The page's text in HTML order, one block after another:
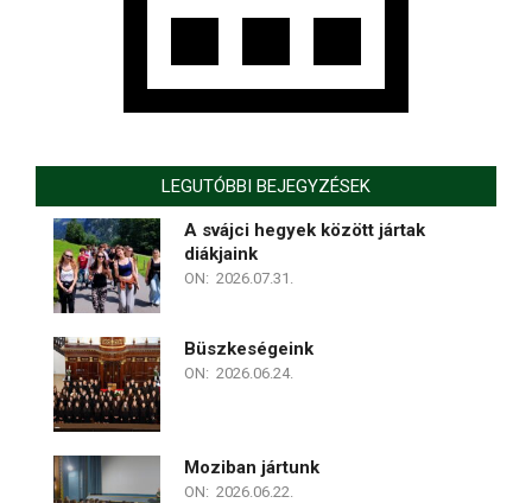
LEGUTÓBBI BEJEGYZÉSEK
A svájci hegyek között jártak
diákjaink
ON: 2026.07.31.
Büszkeségeink
ON: 2026.06.24.
Moziban jártunk
ON: 2026.06.22.